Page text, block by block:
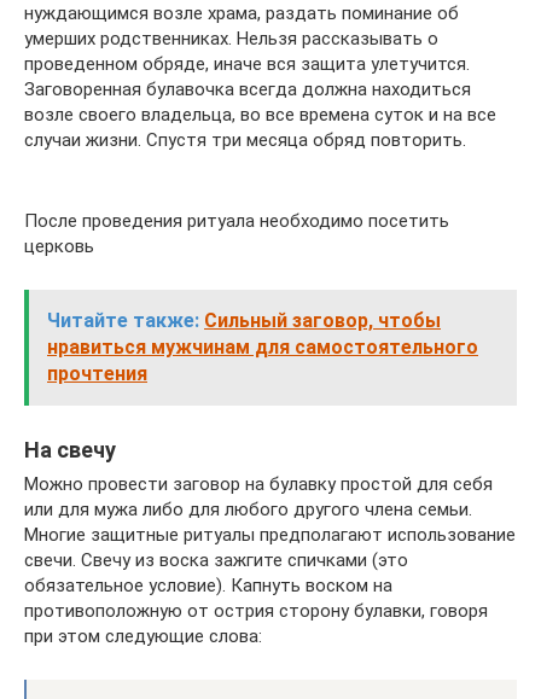
нуждающимся возле храма, раздать поминание об
умерших родственниках. Нельзя рассказывать о
проведенном обряде, иначе вся защита улетучится.
Заговоренная булавочка всегда должна находиться
возле своего владельца, во все времена суток и на все
случаи жизни. Спустя три месяца обряд повторить.
После проведения ритуала необходимо посетить
церковь
Читайте также: Сильный заговор, чтобы
нравиться мужчинам для самостоятельного
прочтения
На свечу
Можно провести заговор на булавку простой для себя
или для мужа либо для любого другого члена семьи.
Многие защитные ритуалы предполагают использование
свечи. Свечу из воска зажгите спичками (это
обязательное условие). Капнуть воском на
противоположную от острия сторону булавки, говоря
при этом следующие слова: